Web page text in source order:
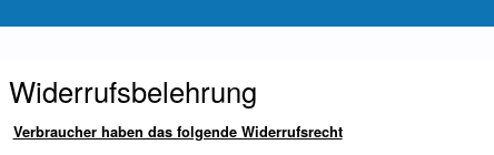
Widerrufsbelehrung
Verbraucher haben das folgende Widerrufsrecht